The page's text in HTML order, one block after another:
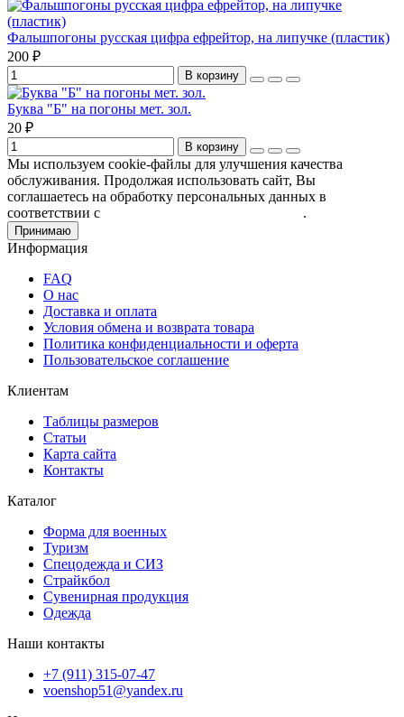
Фальшпогоны русская цифра ефрейтор, на липучке (пластик)
200 ₽
В корзину
Буква "Б" на погоны мет. зол.
20 ₽
В корзину
Мы используем cookie-файлы для улучшения качества
обслуживания. Продолжая использовать сайт, Вы
соглашаетесь на обработку персональных данных в
соответствии с
.
Принимаю
Информация
FAQ
О нас
Доставка и оплата
Условия обмена и возврата товара
Политика конфиденциальности и оферта
Пользовательское соглашение
Клиентам
Таблицы размеров
Статьи
Карта сайта
Контакты
Каталог
Форма для военных
Туризм
Спецодежда и СИЗ
Страйкбол
Сувенирная продукция
Одежда
Наши контакты
+7 (911) 315-07-47
voenshop51@yandex.ru